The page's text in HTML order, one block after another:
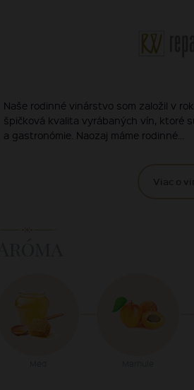
Naše rodinné vinárstvo som založil v
špičková kvalita vyrábaných vín, ktoré
a gastronómie. Naozaj máme rodinné...